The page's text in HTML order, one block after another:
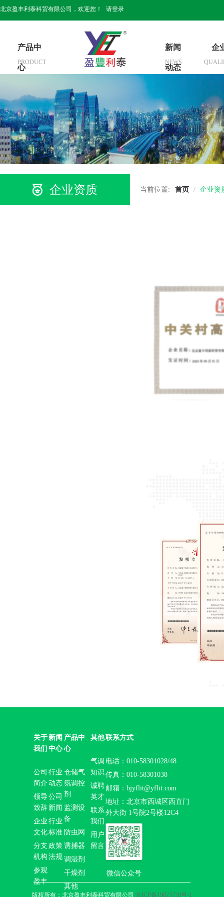
北京盈丰利泰科贸有限公司，欢迎您！ 请登录
产品中
心
PRODUCT
新闻
动态
NEWS
企
企业资质 当前位置: 首页 / 企业资
关于
我们
公司
简介
领导
致辞
企业
文化
分支
机构
参观
盈丰
新闻
中心
行业
动态
公司
新闻
行业
标准
政策
法规
产品中
心
仓储气
氛调控
剂
监测设
备
防虫网
诱捕器
调湿剂
干燥剂
其他
其他
气调
知识
诚聘
英才
联系
我们
用户
留言
联系方式
电话：010-58301028/48
传真：010-58301038
邮箱：bjyflit@yflit.com
地址：北京市西城区西直门
外大街 1号院2号楼12C4
微信公众号
版权所有：北京盈丰利泰科贸有限公司 京ICP备19023738号-1